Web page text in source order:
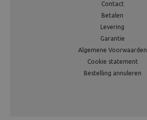
Contact
Betalen
Levering
Garantie
Algemene Voorwaarden
Cookie statement
Bestelling annuleren